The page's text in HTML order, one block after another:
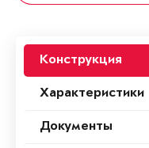
Конструкция
Характеристики
Документы